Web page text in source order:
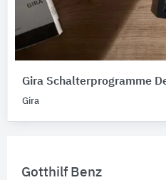
Gotthilf Benz
Gira Schalterprogramme
Gira